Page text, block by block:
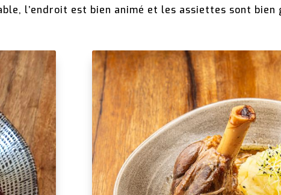
l’endroit est bien animé et les assiettes sont bien